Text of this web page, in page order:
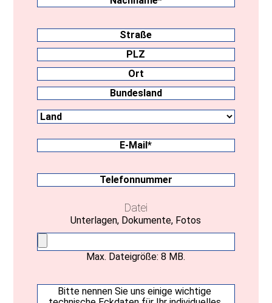
Anschrift
Straße
PLZ
Ort
E-
Mail(erforderlich)
Telefonnummer
Datei
Unterlagen, Dokumente, Fotos
Max. Dateigröße: 8 MB.
Ihre
Nachricht(erforderlich)